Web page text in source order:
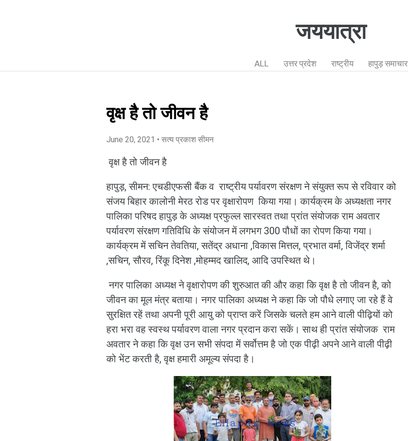
जययात्रा
ALL उत्तर प्रदेश राष्ट्रीय हापुड़ समाचार
वृक्ष है तो जीवन है
June 20, 2021 • सत्य प्रकाश सीमन
वृक्ष है तो जीवन है
हापुड़, सीमन: एचडीएफसी बैंक व राष्ट्रीय पर्यावरण संरक्षण ने संयुक्त रूप से रविवार को
संजय बिहार कालोनी मेरठ रोड पर वृक्षारोपण किया गया। कार्यक्रम के अध्यक्षता नगर
पालिका परिषद हापुड़ के अध्यक्ष प्रफुल्ल सारस्वत तथा प्रांत संयोजक राम अवतार
पर्यावरण संरक्षण गतिविधि के संयोजन में लगभग 300 पौधों का रोपण किया गया।
कार्यक्रम में सचिन तेवतिया, सतेंद्र अधाना ,विकास मित्तल, प्रभात वर्मा, विजेंद्र शर्मा
,सचिन, सौरव, रिंकू दिनेश ,मोहम्मद खालिद, आदि उपस्थित थे।
नगर पालिका अध्यक्ष ने वृक्षारोपण की शुरुआत की और कहा कि वृक्ष है तो जीवन है, को
जीवन का मूल मंत्र बताया। नगर पालिका अध्यक्ष ने कहा कि जो पौधे लगाए जा रहे हैं वे
सुरक्षित रहें तथा अपनी पूरी आयु को प्राप्त करें जिसके चलते हम आने वाली पीढ़ियों को
हरा भरा वह स्वस्थ पर्यावरण वाला नगर प्रदान करा सकें। साथ ही प्रांत संयोजक राम
अवतार ने कहा कि वृक्ष उन सभी संपदा में सर्वोत्तम है जो एक पीढ़ी अपने आने वाली पीढ़ी
को भेंट करती है, वृक्ष हमारी अमूल्य संंपदा है।